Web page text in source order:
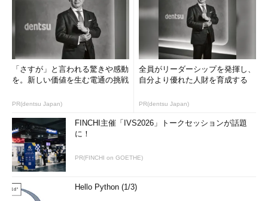
「さすが」と言われる驚きや感動
を。新しい価値を生む電通の挑戦
PR(dentsu Japan)
全員がリーダーシップを発揮し、
自分より優れた人財を育成する
PR(dentsu Japan)
FINCHI主催「IVS2026」トークセッションが話題
に！
PR(FINCHI on GOETHE)
Hello Python (1/3)